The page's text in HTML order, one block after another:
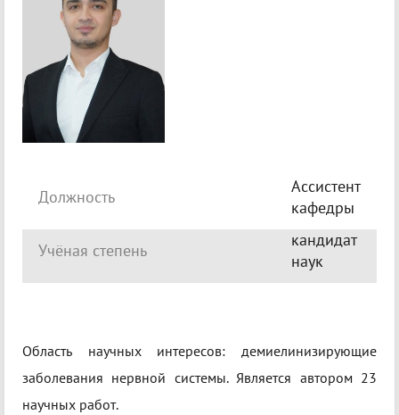
Должность
Ассистент
кафедры
Учёная степень
кандидат
наук
Область научных интересов: демиелинизирующие
заболевания нервной системы. Является автором 23
научных работ.